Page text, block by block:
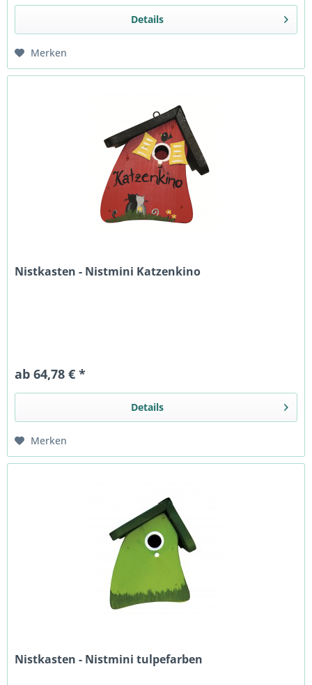
Details
Merken
Nistkasten - Nistmini Katzenkino
ab 64,78 € *
Details
Merken
Nistkasten - Nistmini tulpefarben